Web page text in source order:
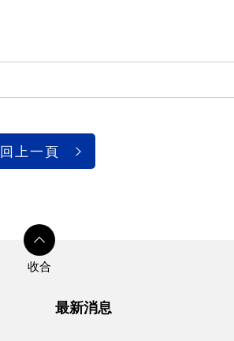
回上一頁
最新消息